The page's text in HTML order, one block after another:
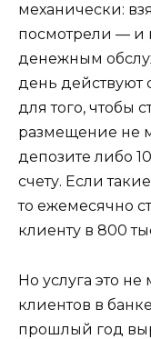
механически:
посмотрели —
денежным
день
для того, чтобы
размещение не
депозите либо
счету. Если
то ежемесячно
клиенту в 800
Но услуга это не
клиентов в
прошлый год